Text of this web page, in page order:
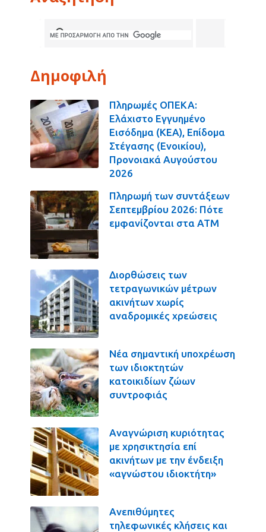
Δημοφιλή
Πληρωμές ΟΠΕΚΑ:
Ελάχιστο Εγγυημένο
Εισόδημα (ΚΕΑ), Επίδομα
Στέγασης (Ενοικίου),
Προνοιακά Αυγούστου
2026
Πληρωμή των συντάξεων
Σεπτεμβρίου 2026: Πότε
εμφανίζονται στα ΑΤΜ
Διορθώσεις των
τετραγωνικών μέτρων
ακινήτων χωρίς
αναδρομικές χρεώσεις
Νέα σημαντική υποχρέωση
των ιδιοκτητών
κατοικιδίων ζώων
συντροφιάς
Αναγνώριση κυριότητας
με χρησικτησία επί
ακινήτων με την ένδειξη
«αγνώστου ιδιοκτήτη»
Ανεπιθύμητες
τηλεφωνικές κλήσεις και